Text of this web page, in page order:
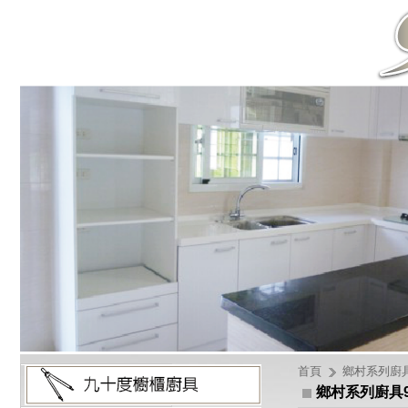
首頁 鄉村系列廚
鄉村系列廚具